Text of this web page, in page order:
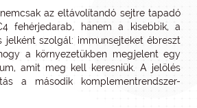
az eltávolítandó sejtre tapadó
fehérjedarab, hanem a kisebbik, a
jelként szolgál: immunsejteket ébreszt
a környezetükben megjelent egy
amit meg kell keresniük. A jelölés
a második komplementrendszer-